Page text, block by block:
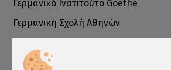
Γερμανικό Ινστιτούτο Goethe
Γερμανική Σχολή Αθηνών
Επιμελητήριο